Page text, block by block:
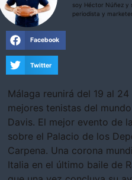
soy Héctor Núñez y
periodista y
Facebook
Twitter
Málaga reunirá del 19 al
mejores tenistas del
Davis. El mejor evento de
sobre el Palacio de los
Carpena. Una corona
Italia en el último baile de